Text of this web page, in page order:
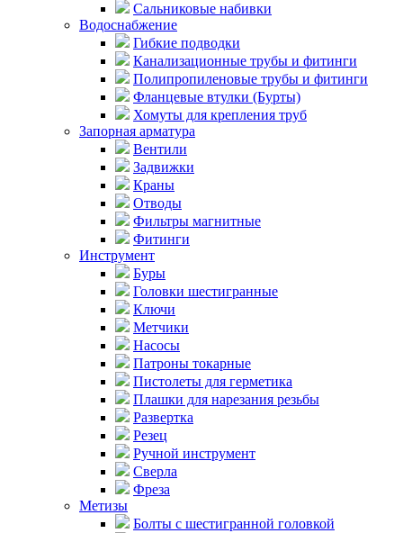
Сальниковые набивки
Водоснабжение
Гибкие подводки
Канализационные трубы и фитинги
Полипропиленовые трубы и фитинги
Фланцевые втулки (Бурты)
Хомуты для крепления труб
Запорная арматура
Вентили
Задвижки
Краны
Отводы
Фильтры магнитные
Фитинги
Инструмент
Буры
Головки шестигранные
Ключи
Метчики
Насосы
Патроны токарные
Пистолеты для герметика
Плашки для нарезания резьбы
Развертка
Резец
Ручной инструмент
Сверла
Фреза
Метизы
Болты с шестигранной головкой